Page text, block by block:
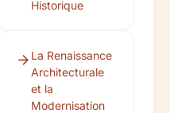
Historique
La Renaissance
Architecturale
et la
Modernisation